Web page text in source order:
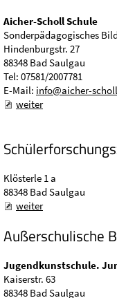
Aicher-Scholl Schule
Sonderpädagogisches
Hindenburgstr. 27
88348 Bad Saulgau
Tel: 07581/2007781
E-Mail: info@aicher-
weiter
Klösterle 1 a
88348 Bad Saulgau
weiter
Außerschulische
Jugendkunstschule.
Kaiserstr. 63
88348 Bad Saulgau